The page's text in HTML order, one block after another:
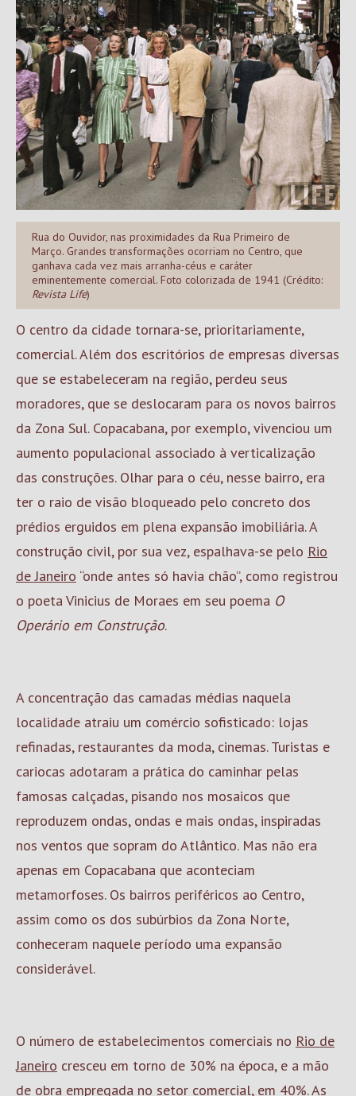
Rua do Ouvidor, nas proximidades da Rua Primeiro de
Março. Grandes transformações ocorriam no Centro, que
ganhava cada vez mais arranha-céus e caráter
eminentemente comercial. Foto colorizada de 1941 (Crédito:
Revista Life)
O centro da cidade tornara-se, prioritariamente,
comercial. Além dos escritórios de empresas diversas
que se estabeleceram na região, perdeu seus
moradores, que se deslocaram para os novos bairros
da Zona Sul. Copacabana, por exemplo, vivenciou um
aumento populacional associado à verticalização
das construções. Olhar para o céu, nesse bairro, era
ter o raio de visão bloqueado pelo concreto dos
prédios erguidos em plena expansão imobiliária. A
construção civil, por sua vez, espalhava-se pelo Rio
de Janeiro “onde antes só havia chão”, como registrou
o poeta Vinicius de Moraes em seu poema O
Operário em Construção.
A concentração das camadas médias naquela
localidade atraiu um comércio sofisticado: lojas
refinadas, restaurantes da moda, cinemas. Turistas e
cariocas adotaram a prática do caminhar pelas
famosas calçadas, pisando nos mosaicos que
reproduzem ondas, ondas e mais ondas, inspiradas
nos ventos que sopram do Atlântico. Mas não era
apenas em Copacabana que aconteciam
metamorfoses. Os bairros periféricos ao Centro,
assim como os dos subúrbios da Zona Norte,
conheceram naquele período uma expansão
considerável.
O número de estabelecimentos comerciais no Rio de
Janeiro cresceu em torno de 30% na época, e a mão
de obra empregada no setor comercial, em 40%. As